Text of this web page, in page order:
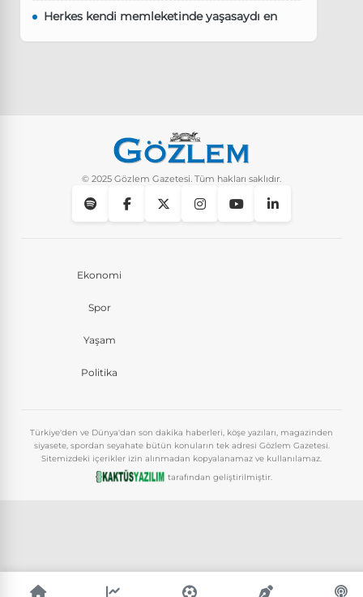
Herkes kendi memleketinde yaşasaydı en
Instagram’da keşfet nasıl temizlenir?
© 2025 Gözlem Gazetesi. Tüm hakları saklıdır.
Ekonomi
Spor
Yaşam
Politika
Türkiye'den ve Dünya'dan son dakika haberleri, köşe yazıları, magazinden
siyasete, spordan seyahate bütün konuların tek adresi Gözlem Gazetesi.
Sitemizdeki içerikler izin alınmadan kopyalanamaz ve kullanılamaz.
tarafından geliştirilmiştir.